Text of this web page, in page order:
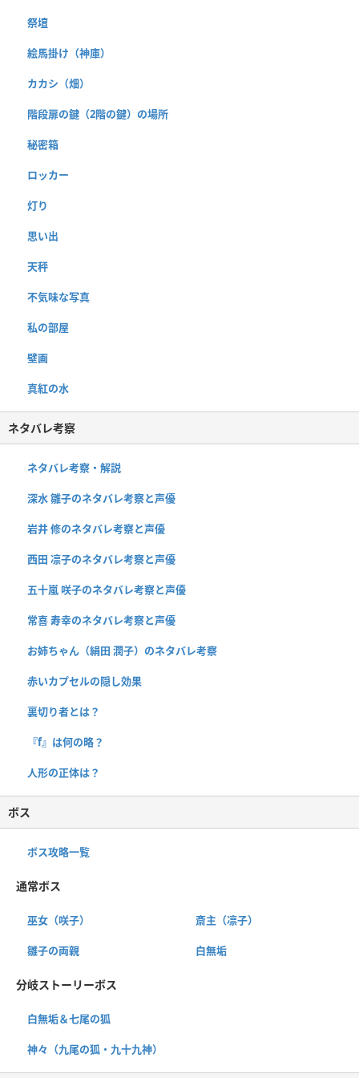
祭壇
絵馬掛け（神庫）
カカシ（畑）
階段扉の鍵（2階の鍵）の場所
秘密箱
ロッカー
灯り
思い出
天秤
不気味な写真
私の部屋
壁画
真紅の水
ネタバレ考察
ネタバレ考察・解説
深水 雛子のネタバレ考察と声優
岩井 修のネタバレ考察と声優
西田 凛子のネタバレ考察と声優
五十嵐 咲子のネタバレ考察と声優
常喜 寿幸のネタバレ考察と声優
お姉ちゃん（絹田 潤子）のネタバレ考察
赤いカプセルの隠し効果
裏切り者とは？
『f』は何の略？
人形の正体は？
ボス
ボス攻略一覧
通常ボス
巫女（咲子） 斎主（凛子）
雛子の両親 白無垢
分岐ストーリーボス
白無垢＆七尾の狐
神々（九尾の狐・九十九神）